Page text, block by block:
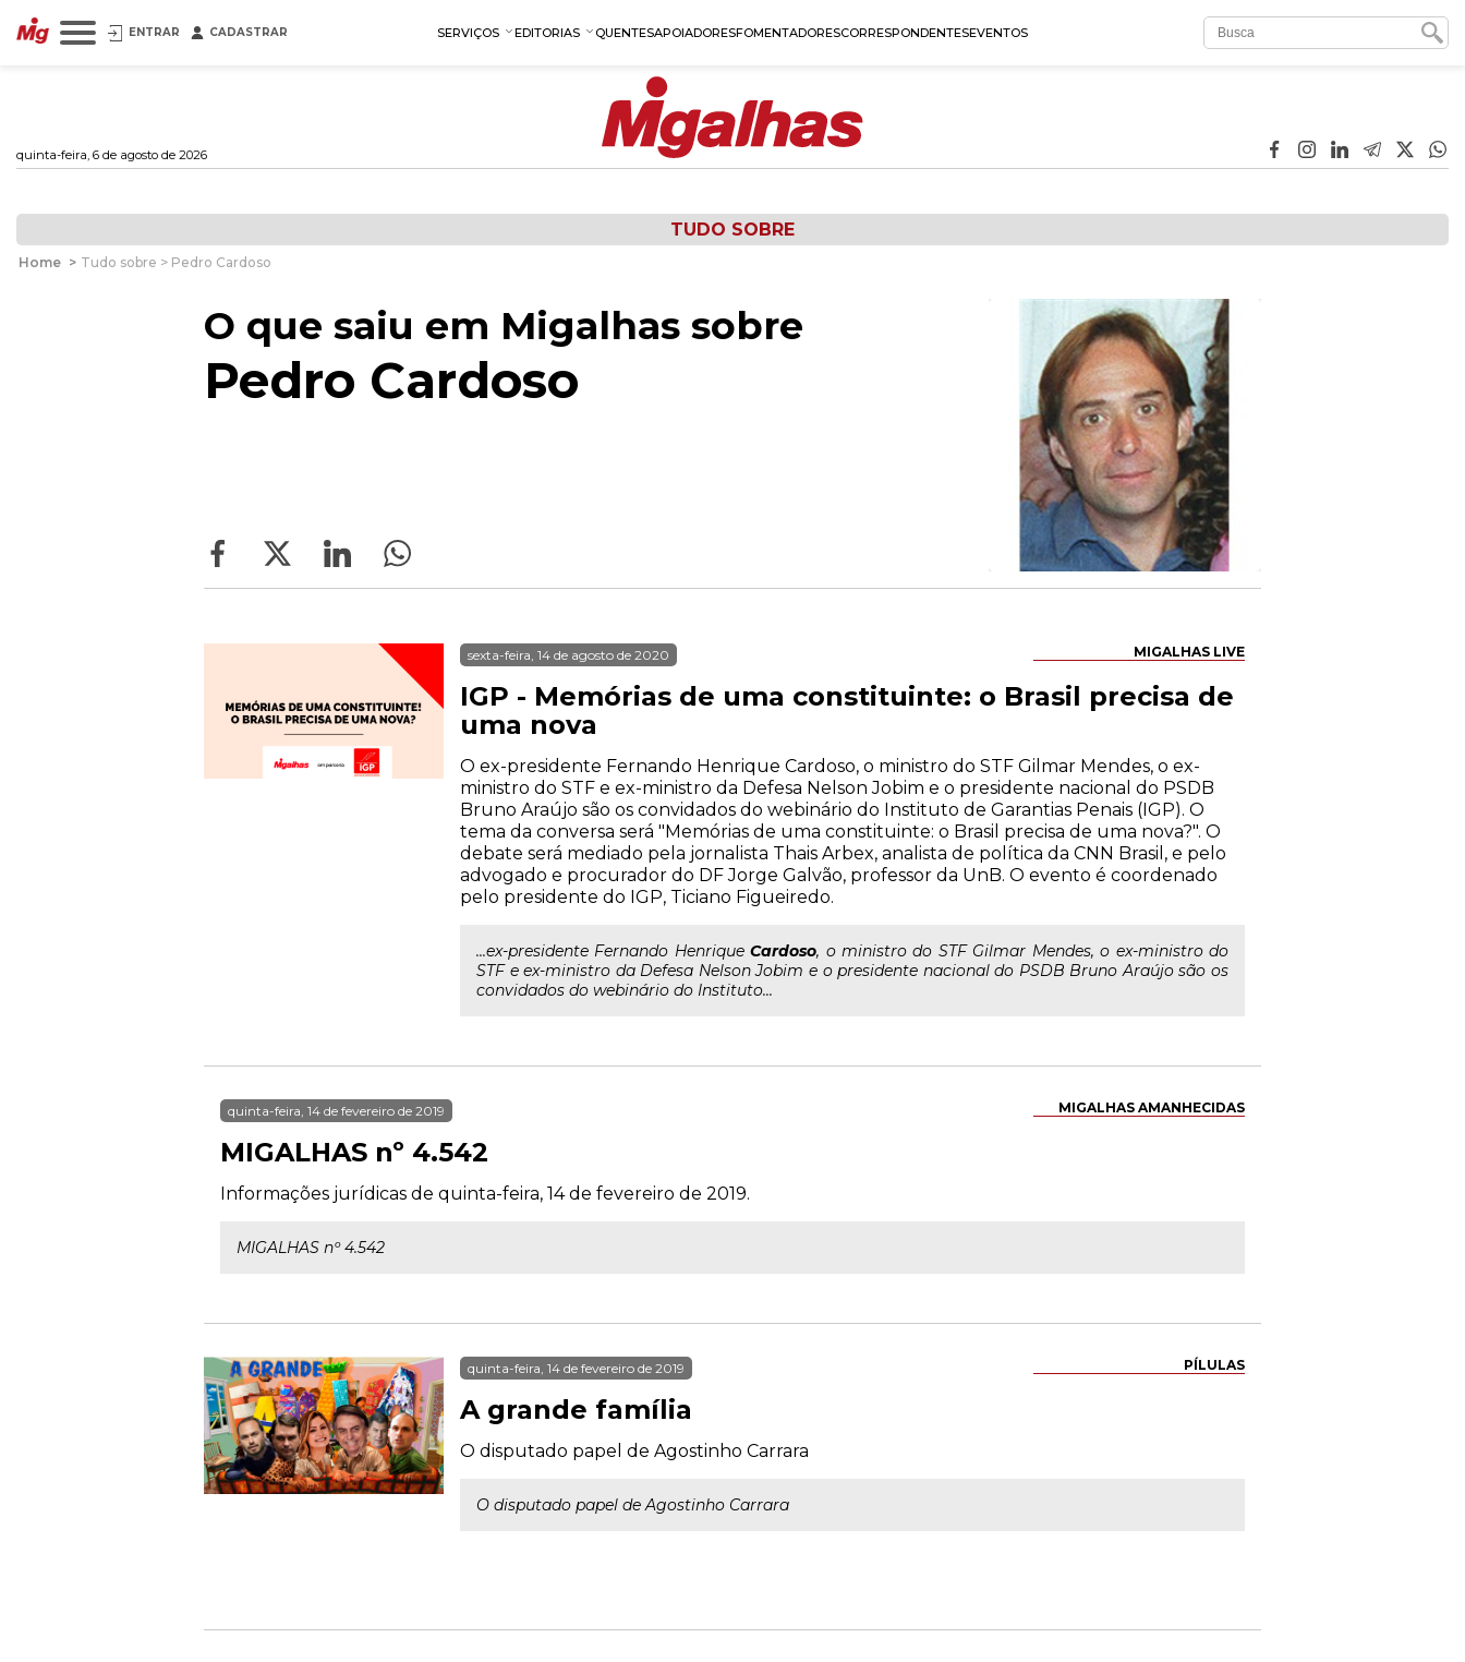
ENTRAR CADASTRAR SERVIÇOS EDITORIAS QUENTESAPOIADORESFOMENTADORESCORRESPONDENTESEVENTOS
quinta-feira, 6 de agosto de 2026
TUDO SOBRE
Home > Tudo sobre > Pedro Cardoso
O que saiu em Migalhas sobre
Pedro Cardoso
MIGALHAS LIVE
sexta-feira, 14 de agosto de 2020
IGP - Memórias de uma constituinte: o Brasil precisa de
uma nova
O ex-presidente Fernando Henrique Cardoso, o ministro do STF Gilmar Mendes, o ex-
ministro do STF e ex-ministro da Defesa Nelson Jobim e o presidente nacional do PSDB
Bruno Araújo são os convidados do webinário do Instituto de Garantias Penais (IGP). O
tema da conversa será "Memórias de uma constituinte: o Brasil precisa de uma nova?". O
debate será mediado pela jornalista Thais Arbex, analista de política da CNN Brasil, e pelo
advogado e procurador do DF Jorge Galvão, professor da UnB. O evento é coordenado
pelo presidente do IGP, Ticiano Figueiredo.
...ex-presidente Fernando HenriqueCardoso, o ministro do STF Gilmar Mendes, o ex-ministro do
STF e ex-ministro da Defesa Nelson Jobim e o presidente nacional do PSDB Bruno Araújo são os
convidados do webinário do Instituto...
MIGALHAS AMANHECIDAS
quinta-feira, 14 de fevereiro de 2019
MIGALHAS nº 4.542
Informações jurídicas de quinta-feira, 14 de fevereiro de 2019.
MIGALHAS nº 4.542
PÍLULAS
quinta-feira, 14 de fevereiro de 2019
A grande família
O disputado papel de Agostinho Carrara
O disputado papel de Agostinho Carrara